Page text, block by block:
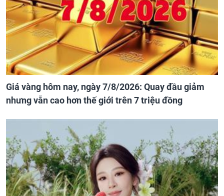
Giá vàng hôm nay, ngày 7/8/2026: Quay đầu giảm
nhưng vẫn cao hơn thế giới trên 7 triệu đồng